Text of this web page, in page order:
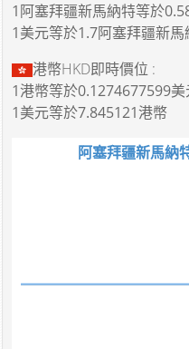
1阿塞拜疆新馬納特等於
1美元等於1.7阿塞拜疆新馬
港幣HKD即時價位 :
1港幣等於0.1274677599美
1美元等於7.845121港幣
阿塞拜疆新馬納